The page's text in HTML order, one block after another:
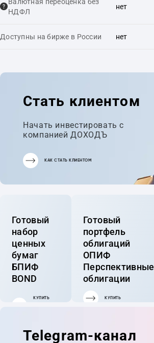
НДФЛ
нет
Доступны на бирже в России нет
Стать клиентом
Начать инвестировать с
компанией ДОХОДЪ
КАК СТАТЬ КЛИЕНТОМ
Готовый
набор
ценных
бумаг
БПИФ
BOND
КУПИТЬ
Готовый
портфель
облигаций
ОПИФ
Перспективные
облигации
КУПИТЬ
Telegram-канал